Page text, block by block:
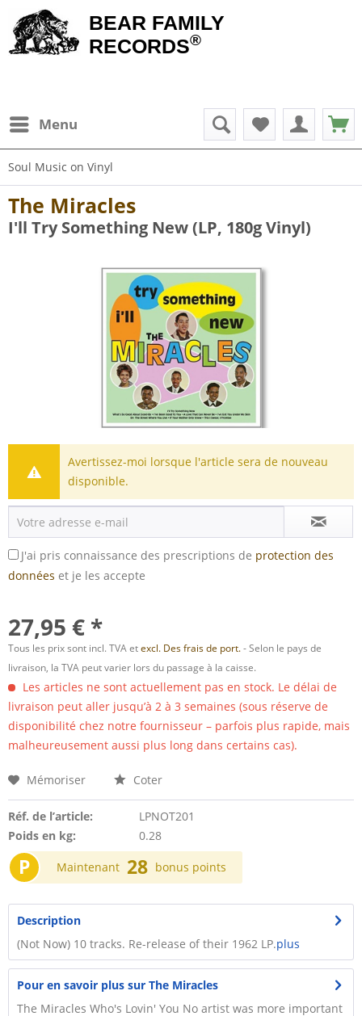
BEAR FAMILY
RECORDS®
Menu
Soul Music on Vinyl
The Miracles
I'll Try Something New (LP, 180g Vinyl)
Avertissez-moi lorsque l'article sera de nouveau
disponible.
J'ai pris connaissance des prescriptions de protection des
données et je les accepte
27,95 € *
Tous les prix sont incl. TVA etexcl. Des frais de port.- Selon le pays de
livraison, la TVA peut varier lors du passage à la caisse.
Les articles ne sont actuellement pas en stock. Le délai de
livraison peut aller jusqu’à 2 à 3 semaines (sous réserve de
disponibilité chez notre fournisseur – parfois plus rapide, mais
malheureusement aussi plus long dans certains cas).
Mémoriser Coter
Réf. de l’article:
LPNOT201
Poids en kg:
0.28
P Maintenant 28 bonus points
Description
(Not Now) 10 tracks. Re-release of their 1962 LP.plus
Pour en savoir plus sur The Miracles
The Miracles Who's Lovin' You No artist was more important